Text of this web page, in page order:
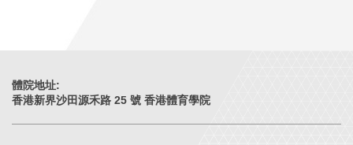
體院地址:
香港新界沙田源禾路 25 號 香港體育學院